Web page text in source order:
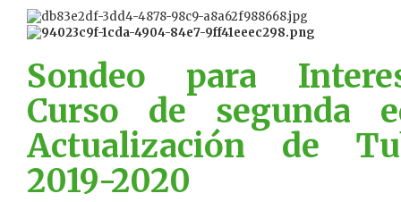
Sondeo para
Curso de segunda
Actualización de
2019-2020